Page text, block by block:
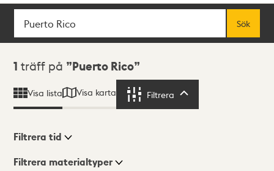
Sök
Sök
Sökresultat
1 träff på Puerto Rico
Visa lista Visa karta Filtrera
Visningsläge
Filtrera tid
Filtrera materialtyper